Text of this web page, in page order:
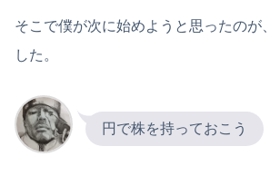
そこで僕が次に始めようと思ったのが、
した。
円で株を持っておこう